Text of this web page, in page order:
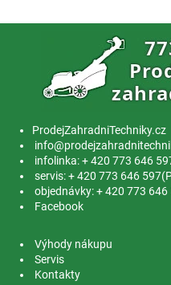
ProdejZahradniTechniky.cz
infolinka: + 420 773 646
servis: + 420 773 646
objednávky: + 420 773
Facebook
Výhody nákupu
Servis
Kontakty